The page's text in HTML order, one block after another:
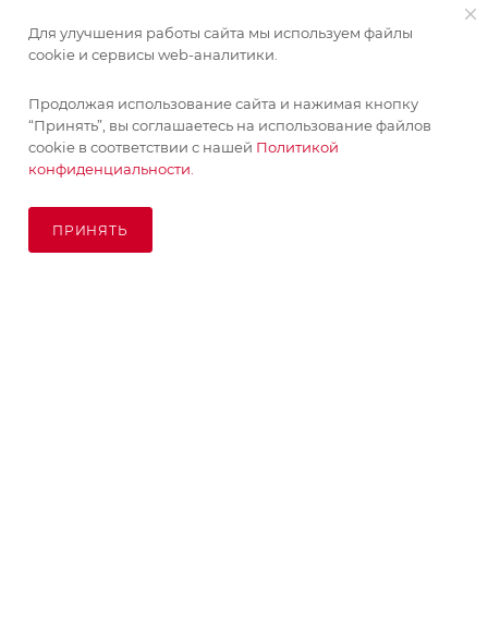
ПОМОЩЬ
ПОДПИСАТЬСЯ НА РАССЫЛКУ
Для улучшения работы сайта мы используем файлы
cookie и сервисы web-аналитики.
Продолжая использование сайта и нажимая кнопку
“Принять”, вы соглашаетесь на использование файлов
cookie в соответствии с нашей Политикой
конфиденциальности.
ПРИНЯТЬ